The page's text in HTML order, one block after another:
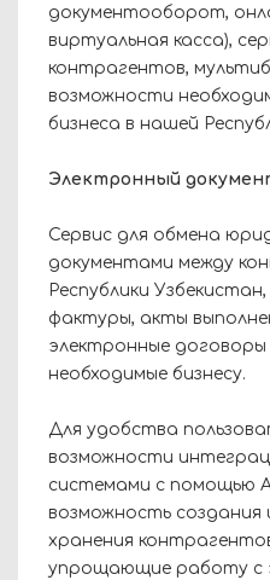
документооборот,
виртуальная касса),
контрагентов,
возможности
бизнеса в нашей
Электронный
Сервис для обмена
документами между
Республики
фактуры, акты
электронные
необходимые бизнесу.
Для удобства
возможности
системами с помощью
возможность
хранения
упрощающие работу с